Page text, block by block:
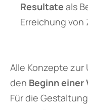
Resultate als
Erreichung von
Alle Konzepte
den Beginn einer
Für die